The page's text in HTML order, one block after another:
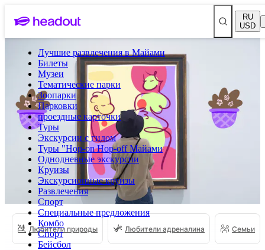
RU
USD
Лучшие развлечения в Майами
Билеты
Музеи
Тематические парки
Зоопарки
Парковки
проездные карточки
Туры
Экскурсии с гидом
Туры "Hop-on Hop-off Майами
Однодневные экскурсии
Круизы
Экскурсионные круизы
Развлечения
Спорт
Специальные предложения
Комбо
Спорт
Бейсбол
Любители природы Любители адреналина Семьи